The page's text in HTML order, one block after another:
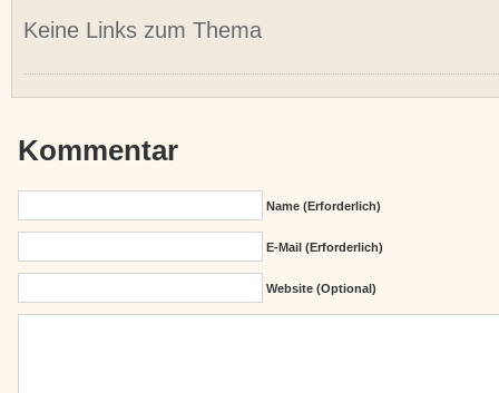
Keine Links zum Thema
Kommentar
Name (erforderlich)
E-Mail (erforderlich)
Website (Optional)